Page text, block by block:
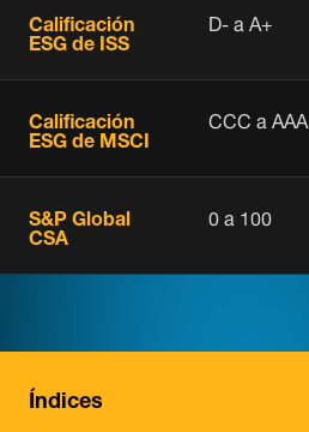
Calificación
ESG de ISS
D- a A+
Calificación
ESG de MSCI
CCC a AAA
S&P Global
CSA
0 a 100
Índices